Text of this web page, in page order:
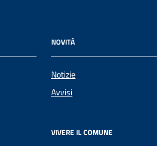
NOVITÀ
Notizie
Avvisi
VIVERE IL COMUNE